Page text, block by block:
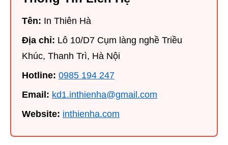
Tên: In Thiên Hà
Địa chỉ: Lô 10/D7 Cụm làng nghề Triều
Khúc, Thanh Trì, Hà Nội
Hotline: 0985 194 247
Email: kd1.inthienha@gmail.com
Website: inthienha.com